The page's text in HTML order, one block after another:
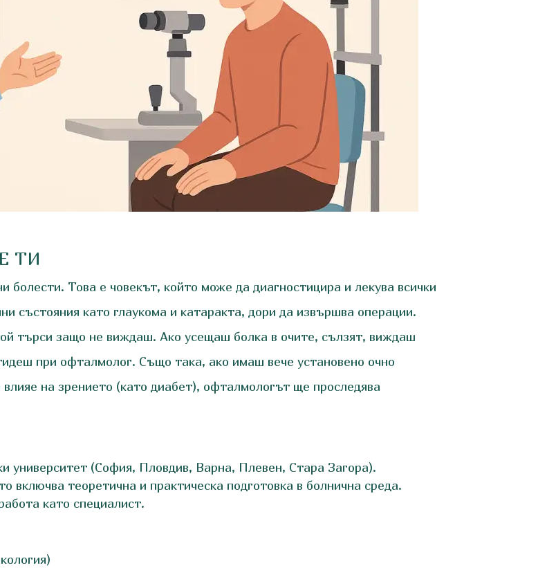
ТИ
болести. Това е човекът, който може да диагностицира и лекува всички
състояния като глаукома и катаракта, дори да извършва операции.
търси защо не виждаш. Ако усещаш болка в очите, сълзят, виждаш
при офталмолог. Също така, ако имаш вече установено очно
на зрението (като диабет), офталмологът ще проследява
университет (София, Пловдив, Варна, Плевен, Стара Загора).
включва теоретична и практическа подготовка в болнична среда.
като специалист.